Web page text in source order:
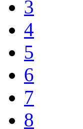
3
4
5
6
7
8